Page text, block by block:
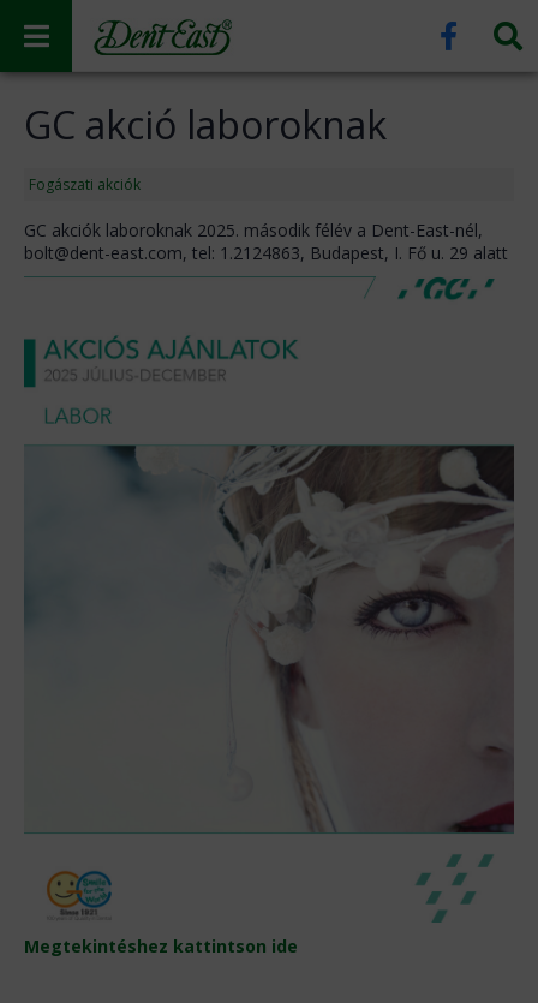
GC akció laboroknak
Fogászati akciók
GC akciók laboroknak 2025. második félév a Dent-East-nél,
bolt@dent-east.com, tel: 1.2124863, Budapest, I. Fő u. 29 alatt
Megtekintéshez kattintson ide